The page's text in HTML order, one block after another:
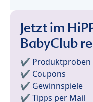
Jetzt im
BabyClub
✔️ Produktproben
✔️ Coupons
✔️ Gewinnspiele
✔️ Tipps per Mail